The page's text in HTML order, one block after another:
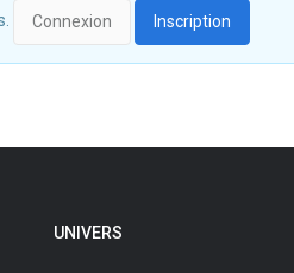
Connexion Inscription
UNIVERS